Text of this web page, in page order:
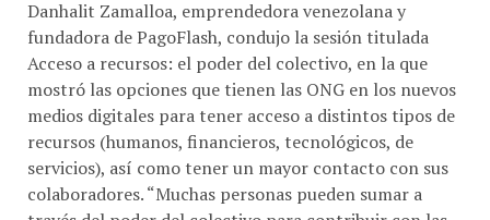
fundadora de PagoFlash, condujo la sesión titulada
Acceso a recursos: el poder del colectivo, en la que
mostró las opciones que tienen las ONG en los nuevos
medios digitales para tener acceso a distintos tipos de
recursos (humanos, financieros, tecnológicos, de
servicios), así como tener un mayor contacto con sus
colaboradores. “Muchas personas pueden sumar a
través del poder del colectivo para contribuir con las